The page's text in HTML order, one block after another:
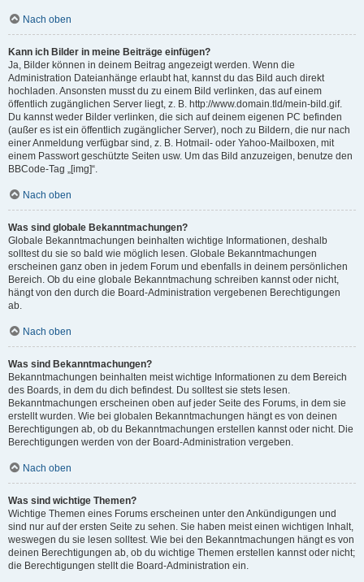
Nach oben
Kann ich Bilder in meine Beiträge einfügen?
Ja, Bilder können in deinem Beitrag angezeigt werden. Wenn die
Administration Dateianhänge erlaubt hat, kannst du das Bild auch direkt
hochladen. Ansonsten musst du zu einem Bild verlinken, das auf einem
öffentlich zugänglichen Server liegt, z. B. http://www.domain.tld/mein-bild.gif.
Du kannst weder Bilder verlinken, die sich auf deinem eigenen PC befinden
(außer es ist ein öffentlich zugänglicher Server), noch zu Bildern, die nur nach
einer Anmeldung verfügbar sind, z. B. Hotmail- oder Yahoo-Mailboxen, mit
einem Passwort geschützte Seiten usw. Um das Bild anzuzeigen, benutze den
BBCode-Tag „[img]“.
Nach oben
Was sind globale Bekanntmachungen?
Globale Bekanntmachungen beinhalten wichtige Informationen, deshalb
solltest du sie so bald wie möglich lesen. Globale Bekanntmachungen
erscheinen ganz oben in jedem Forum und ebenfalls in deinem persönlichen
Bereich. Ob du eine globale Bekanntmachung schreiben kannst oder nicht,
hängt von den durch die Board-Administration vergebenen Berechtigungen
ab.
Nach oben
Was sind Bekanntmachungen?
Bekanntmachungen beinhalten meist wichtige Informationen zu dem Bereich
des Boards, in dem du dich befindest. Du solltest sie stets lesen.
Bekanntmachungen erscheinen oben auf jeder Seite des Forums, in dem sie
erstellt wurden. Wie bei globalen Bekanntmachungen hängt es von deinen
Berechtigungen ab, ob du Bekanntmachungen erstellen kannst oder nicht. Die
Berechtigungen werden von der Board-Administration vergeben.
Nach oben
Was sind wichtige Themen?
Wichtige Themen eines Forums erscheinen unter den Ankündigungen und
sind nur auf der ersten Seite zu sehen. Sie haben meist einen wichtigen Inhalt,
weswegen du sie lesen solltest. Wie bei den Bekanntmachungen hängt es von
deinen Berechtigungen ab, ob du wichtige Themen erstellen kannst oder nicht;
die Berechtigungen stellt die Board-Administration ein.